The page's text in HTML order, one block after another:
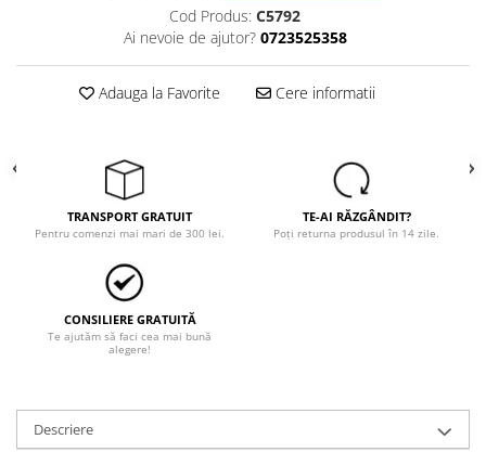
Cod Produs: C5792
Ai nevoie de ajutor? 0723525358
Adauga la Favorite Cere informatii
TRANSPORT GRATUIT
Pentru comenzi mai mari de 300 lei.
TE-AI RĂZGÂNDIT?
Poți returna produsul în 14 zile.
CONSILIERE GRATUITĂ
Te ajutăm să faci cea mai bună
alegere!
Descriere